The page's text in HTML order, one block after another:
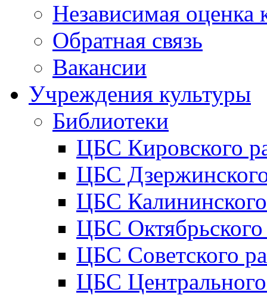
Независимая оценка
Обратная связь
Вакансии
Учреждения культуры
Библиотеки
ЦБС Кировского
ЦБС
ЦБС
ЦБС
ЦБС Советского
ЦБС